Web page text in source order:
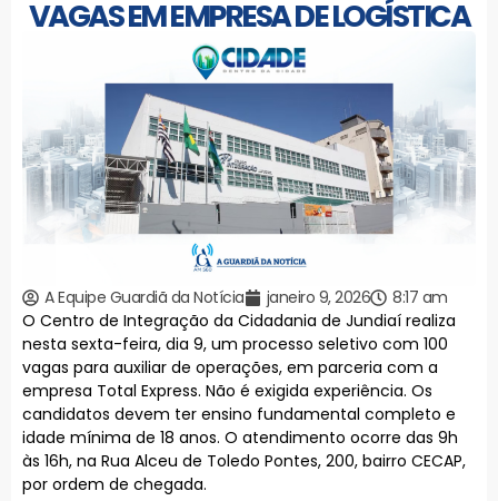
VAGAS EM EMPRESA DE LOGÍSTICA
A Equipe Guardiã da Notícia janeiro 9, 2026
8:17 am
O Centro de Integração da Cidadania de Jundiaí realiza
nesta sexta-feira, dia 9, um processo seletivo com 100
vagas para auxiliar de operações, em parceria com a
empresa Total Express. Não é exigida experiência. Os
candidatos devem ter ensino fundamental completo e
idade mínima de 18 anos. O atendimento ocorre das 9h
às 16h, na Rua Alceu de Toledo Pontes, 200, bairro CECAP,
por ordem de chegada.